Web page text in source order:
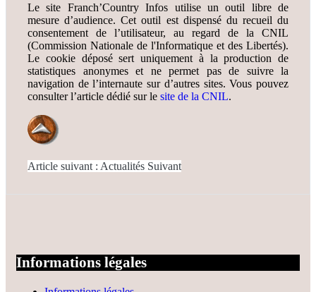
Le site Franch’Country Infos utilise un outil libre de
mesure d’audience. Cet outil est dispensé du recueil du
consentement de l’utilisateur, au regard de la CNIL
(Commission Nationale de l'Informatique et des Libertés).
Le cookie déposé sert uniquement à la production de
statistiques anonymes et ne permet pas de suivre la
navigation de l’internaute sur d’autres sites. Vous pouvez
consulter l’article dédié sur le site de la CNIL.
Article suivant : Actualités Suivant
Informations légales